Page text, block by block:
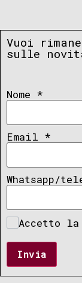
Vuoi
sulle
Nome *
Email *
Whatsapp/
Accetto
Invia